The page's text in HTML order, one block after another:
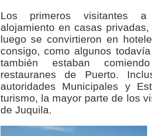
Los primeros visitantes a
alojamiento en casas
luego se convirtieron en
consigo, como algunos
también estaban
restauranes de Puerto.
autoridades Municipales y
turismo, la mayor parte de los
de Juquila.